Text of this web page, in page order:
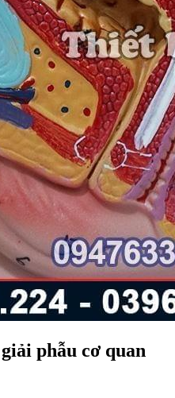
phẫu cơ quan